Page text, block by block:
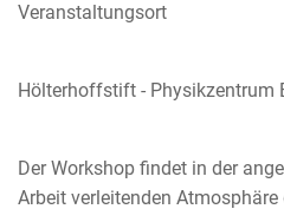
Veranstaltungsort
Hölterhoffstift - Physikzentrum
Der Workshop findet in der
Arbeit verleitenden